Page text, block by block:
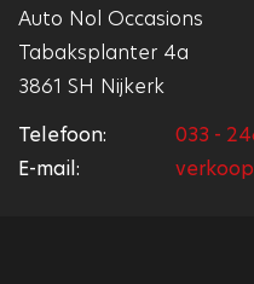
Auto Nol Occasions
Tabaksplanter 4a
3861 SH Nijkerk
Telefoon:
033 -
E-mail: